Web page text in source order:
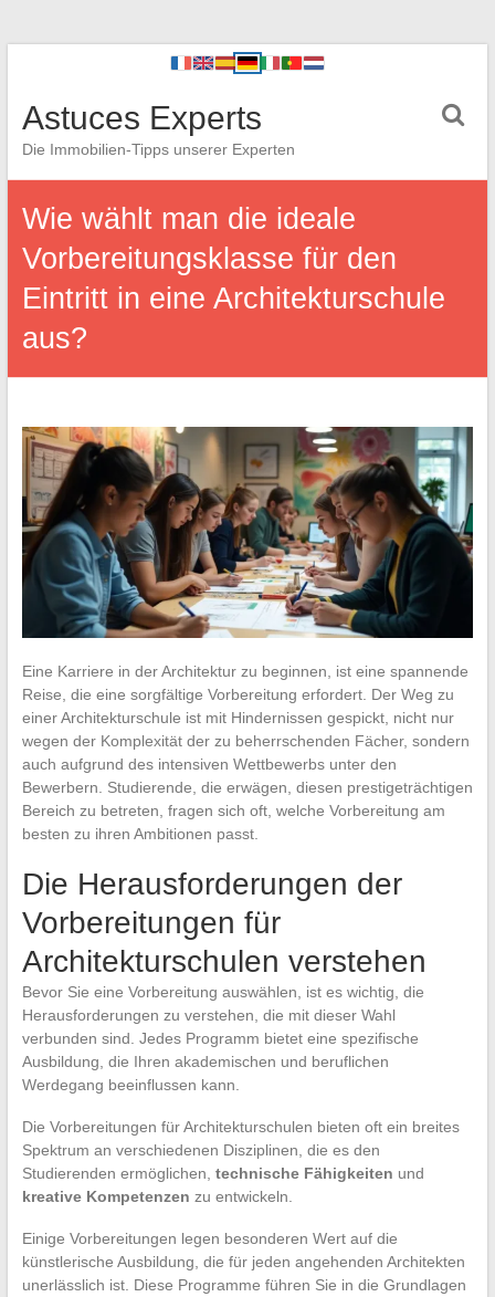
Astuces Experts
Die Immobilien-Tipps unserer Experten
Wie wählt man die ideale
Vorbereitungsklasse für den
Eintritt in eine Architekturschule
aus?
Eine Karriere in der Architektur zu beginnen, ist eine spannende
Reise, die eine sorgfältige Vorbereitung erfordert. Der Weg zu
einer Architekturschule ist mit Hindernissen gespickt, nicht nur
wegen der Komplexität der zu beherrschenden Fächer, sondern
auch aufgrund des intensiven Wettbewerbs unter den
Bewerbern. Studierende, die erwägen, diesen prestigeträchtigen
Bereich zu betreten, fragen sich oft, welche Vorbereitung am
besten zu ihren Ambitionen passt.
Die Herausforderungen der
Vorbereitungen für
Architekturschulen verstehen
Bevor Sie eine Vorbereitung auswählen, ist es wichtig, die
Herausforderungen zu verstehen, die mit dieser Wahl
verbunden sind. Jedes Programm bietet eine spezifische
Ausbildung, die Ihren akademischen und beruflichen
Werdegang beeinflussen kann.
Die Vorbereitungen für Architekturschulen bieten oft ein breites
Spektrum an verschiedenen Disziplinen, die es den
Studierenden ermöglichen, technische Fähigkeiten und
kreative Kompetenzen zu entwickeln.
Einige Vorbereitungen legen besonderen Wert auf die
künstlerische Ausbildung, die für jeden angehenden Architekten
unerlässlich ist. Diese Programme führen Sie in die Grundlagen